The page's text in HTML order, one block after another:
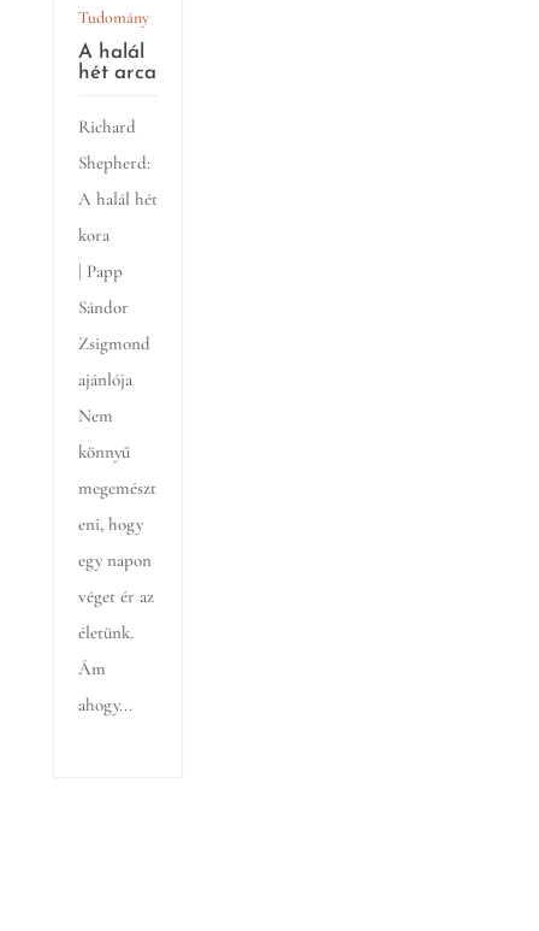
Tudomány
A halál
hét arca
Richard
Shepherd:
A halál hét
kora
| Papp
Sándor
Zsigmond
ajánlója
Nem
könnyű
megemészt
eni, hogy
egy napon
véget ér az
életünk.
Ám
ahogy...